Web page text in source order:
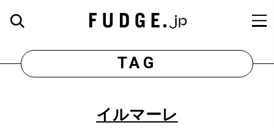
TAG
イルマーレ